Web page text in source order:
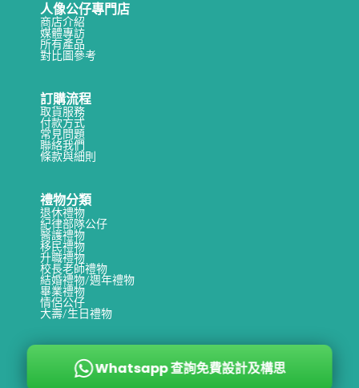
Whatsapp 查詢免費設計及構思
人像公仔專門店
商店介紹
媒體專訪
所有產品
對比圖參考
訂購流程
取貨服務
付款方式
常見問題
聯絡我們
條款與細則
禮物分類
退休禮物
紀律部隊公仔
醫護禮物
移民禮物
升職禮物
校長老師禮物
結婚禮物/週年禮物
畢業禮物
情侶公仔
大壽/生日禮物